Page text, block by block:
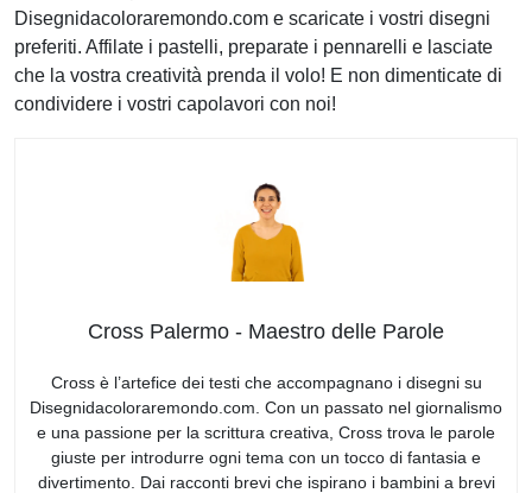
Disegnidacoloraremondo.com e scaricate i vostri disegni
preferiti. Affilate i pastelli, preparate i pennarelli e lasciate
che la vostra creatività prenda il volo! E non dimenticate di
condividere i vostri capolavori con noi!
Cross Palermo - Maestro delle Parole
Cross è l’artefice dei testi che accompagnano i disegni su
Disegnidacoloraremondo.com. Con un passato nel giornalismo
e una passione per la scrittura creativa, Cross trova le parole
giuste per introdurre ogni tema con un tocco di fantasia e
divertimento. Dai racconti brevi che ispirano i bambini a brevi